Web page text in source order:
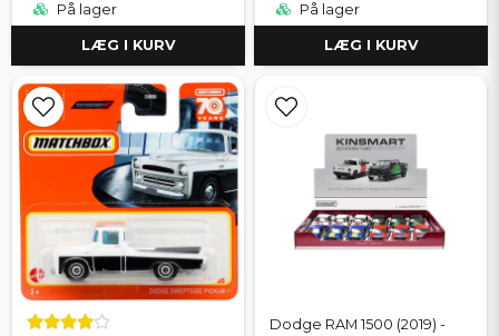
På lager
LÆG I KURV
På lager
LÆG I KURV
Dodge RAM 1500 (2019) -